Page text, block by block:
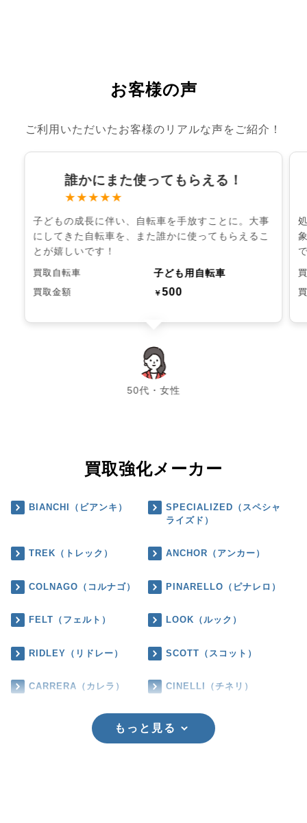
お客様の声
ご利用いただいたお客様のリアルな声をご紹介！
誰かにまた使ってもらえる！
★★★★★
子どもの成長に伴い、自転車を手放すことに。大事
にしてきた自転車を、また誰かに使ってもらえるこ
とが嬉しいです！
買取自転車 子ども用自転車
買取金額 ￥500
50代・女性
chevron_left chevron_right
買取強化メーカー
BIANCHI（ビアンキ）
SPECIALIZED（スペシャ
ライズド）
TREK（トレック） ANCHOR（アンカー）
COLNAGO（コルナゴ） PINARELLO（ピナレロ）
FELT（フェルト） LOOK（ルック）
RIDLEY（リドレー） SCOTT（スコット）
CARRERA（カレラ） CINELLI（チネリ）
もっと見る